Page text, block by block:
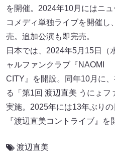
を開催。2024年10月にはニ
コメディ単独ライブを開催し
売。追加公演も即完売。
日本では、2024年5月15日（
ャルファンクラブ『NAOMI
CITY』を開設。同年10月に
る「第1回 渡辺直美 うにょ
実施。2025年には13年ぶり
『渡辺直美コントライブ』を
渡辺直美